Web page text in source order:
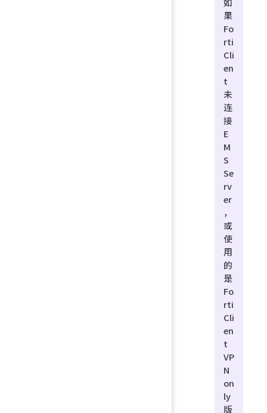
果
Fo
rti
Cli
en
t
未
连
接
E
M
S
Se
rv
er
，
或
使
用
的
是
Fo
rti
Cli
en
t
VP
N
on
ly
版